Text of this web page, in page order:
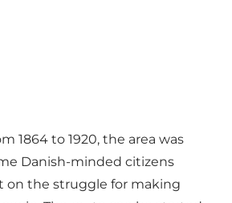
1864 to 1920, the area was
Danish-minded citizens
on the struggle for making